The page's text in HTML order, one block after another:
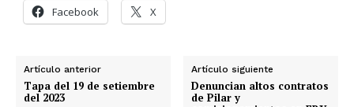
Facebook X
Artículo anterior
Tapa del 19 de setiembre
del 2023
Artículo siguiente
Denuncian altos contratos
de Pilar y